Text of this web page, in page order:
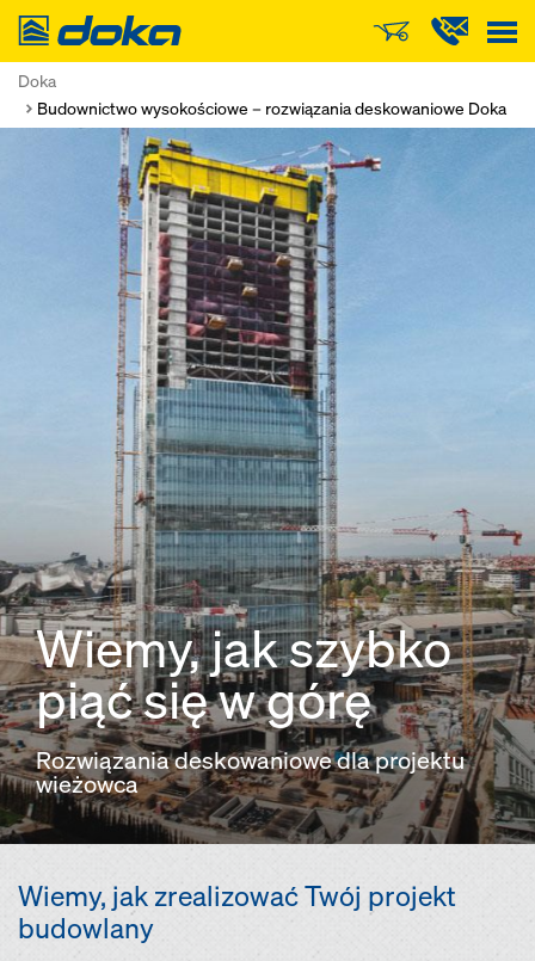
Doka
Doka
Budownictwo wysokościowe – rozwiązania deskowaniowe Doka
Wiemy, jak szybko
piąć się w górę
Rozwiązania deskowaniowe dla projektu
wieżowca
Wiemy, jak zrealizować Twój projekt
budowlany